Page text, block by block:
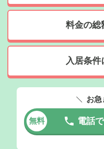
料金の総
入居条
お
無料 電話